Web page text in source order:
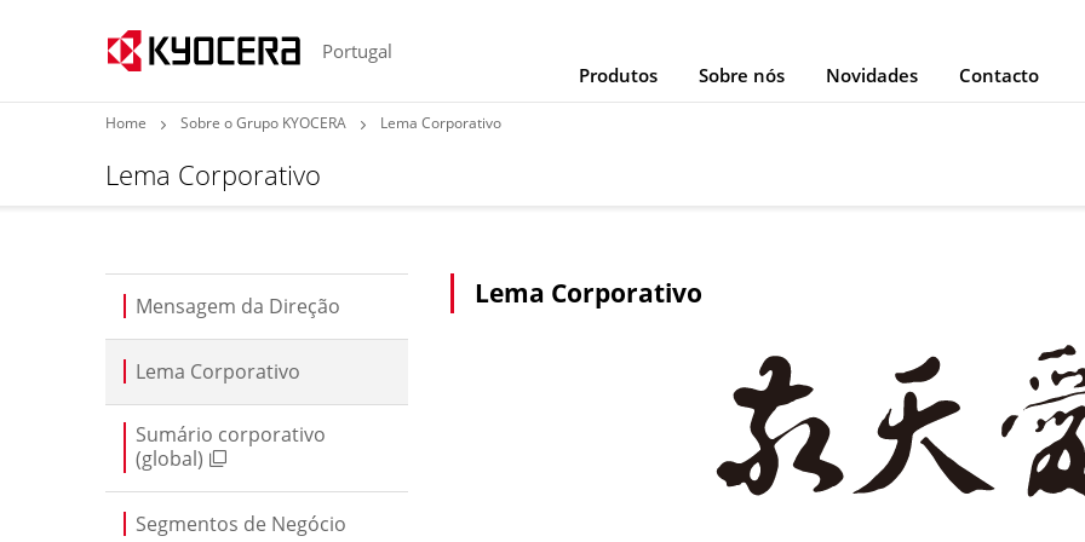
Portugal
Produtos
Sobre nós Novidades Contacto
Home Sobre o Grupo KYOCERA Lema Corporativo
Lema Corporativo
Lema Corporativo
Mensagem da Direção
Lema Corporativo
Sumário corporativo
(global)
Segmentos de Negócio